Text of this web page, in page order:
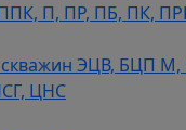
П, ПР, ПБ, ПК,
ЭЦВ, БЦП М,
ЦНС